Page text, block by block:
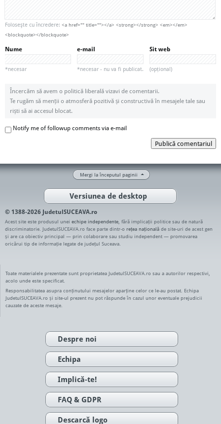
Foloseşte cu încredere: <a href="" title=""></a> <strong></strong> <em></em>
<blockquote></blockquote>
Nume
*necesar
e-mail
*necesar - nu va fi publicat.
Sit web
(opțional)
Încercăm să avem o politică liberală vizavi de comentarii.
Te rugăm să menții o atmosferă pozitivă și constructivă în mesajele tale sau
riști să ai accesul blocat.
Notify me of followup comments via e-mail
Publică comentariul
Mergi la începutul paginii
Versiunea de desktop
© 1388-2026 JudetulSUCEAVA.ro
Acest site este produsul unei echipe independente , fără implicații politice sau de natură
discriminatorie. JudetulSUCEAVA.ro face parte dintr-o rețea națională de site-uri de acest gen
și are ca obiectiv principal — prin colaborare sau studiu independent — promovarea
oricărui tip de informație legate de județul Suceava.
Toate materialele prezentate sunt proprietatea JudetulSUCEAVA.ro sau a autorilor respectivi,
acolo unde este specificat.
Responsabilitatea asupra conținutului mesajelor aparține celor ce le-au postat. Echipa
JudetulSUCEAVA.ro și site-ul prezent nu pot răspunde în cazul unor eventuale prejudicii
cauzate de aceste mesaje.
Despre noi
Echipa
Implică-te!
FAQ & GDPR
Descarcă logo